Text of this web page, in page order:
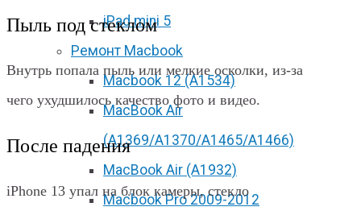
iPad mini 5
Ремонт Macbook
Macbook 12 (А1534)
MacBook Air
(A1369/A1370/A1465/A1466)
MacBook Air (A1932)
Macbook Pro 2009-2012
Пыль под стеклом
Внутрь попала пыль или мелкие осколки, из-за
чего ухудшилось качество фото и видео.
После падения
iPhone 13 упал на блок камеры, стекло